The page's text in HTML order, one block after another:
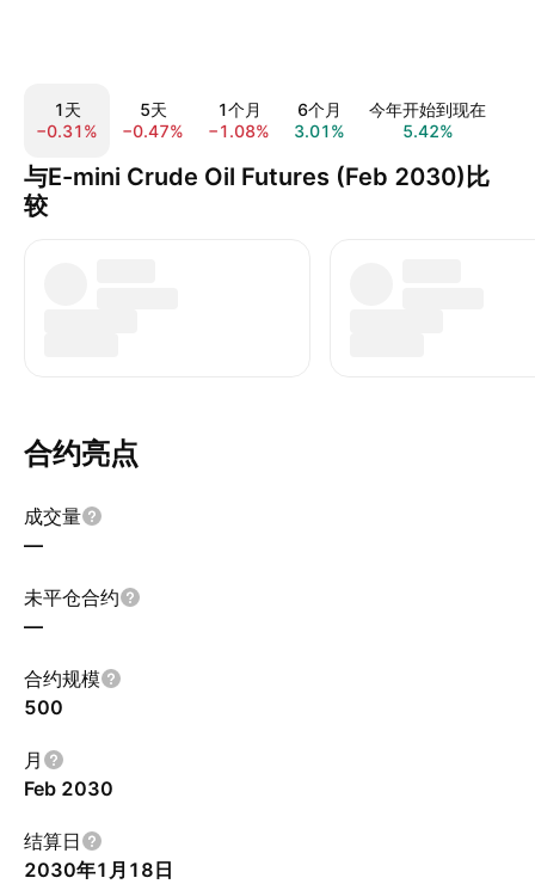
1天
−0.31%
5天
−0.47%
1个月
−1.08%
6个月
3.01%
今年开始到现在
5.42%
与E-mini Crude Oil Futures (Feb 2030)比
较
合约亮点
成交量
—
未平仓合约
—
合约规模
500
月
Feb 2030
结算日
2030年1月18日